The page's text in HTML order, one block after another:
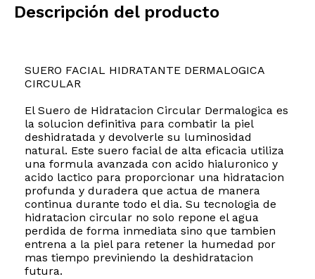
Descripción del producto
SUERO FACIAL HIDRATANTE DERMALOGICA
CIRCULAR
El Suero de Hidratacion Circular Dermalogica es
la solucion definitiva para combatir la piel
deshidratada y devolverle su luminosidad
natural. Este suero facial de alta eficacia utiliza
una formula avanzada con acido hialuronico y
acido lactico para proporcionar una hidratacion
profunda y duradera que actua de manera
continua durante todo el dia. Su tecnologia de
hidratacion circular no solo repone el agua
perdida de forma inmediata sino que tambien
entrena a la piel para retener la humedad por
mas tiempo previniendo la deshidratacion
futura.